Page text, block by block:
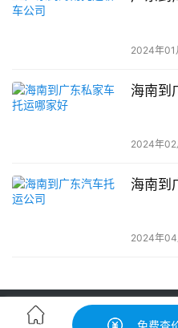
2024年01
海南到
2024年02
海南到
2024年04
轿车托运-汽车托运价格|收费
免费查